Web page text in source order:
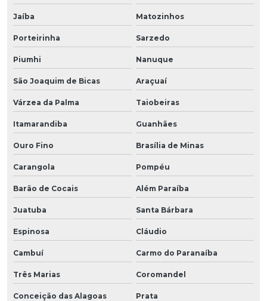
Jaíba Matozinhos
Porteirinha Sarzedo
Piumhi Nanuque
São Joaquim de Bicas Araçuaí
Várzea da Palma Taiobeiras
Itamarandiba Guanhães
Ouro Fino Brasília de Minas
Carangola Pompéu
Barão de Cocais Além Paraíba
Juatuba Santa Bárbara
Espinosa Cláudio
Cambuí Carmo do Paranaíba
Três Marias Coromandel
Conceição das Alagoas Prata